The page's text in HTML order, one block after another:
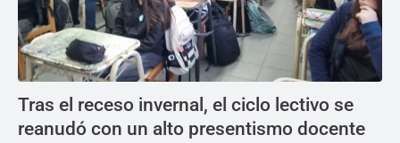
Tras el receso invernal, el ciclo lectivo se
reanudó con un alto presentismo docente